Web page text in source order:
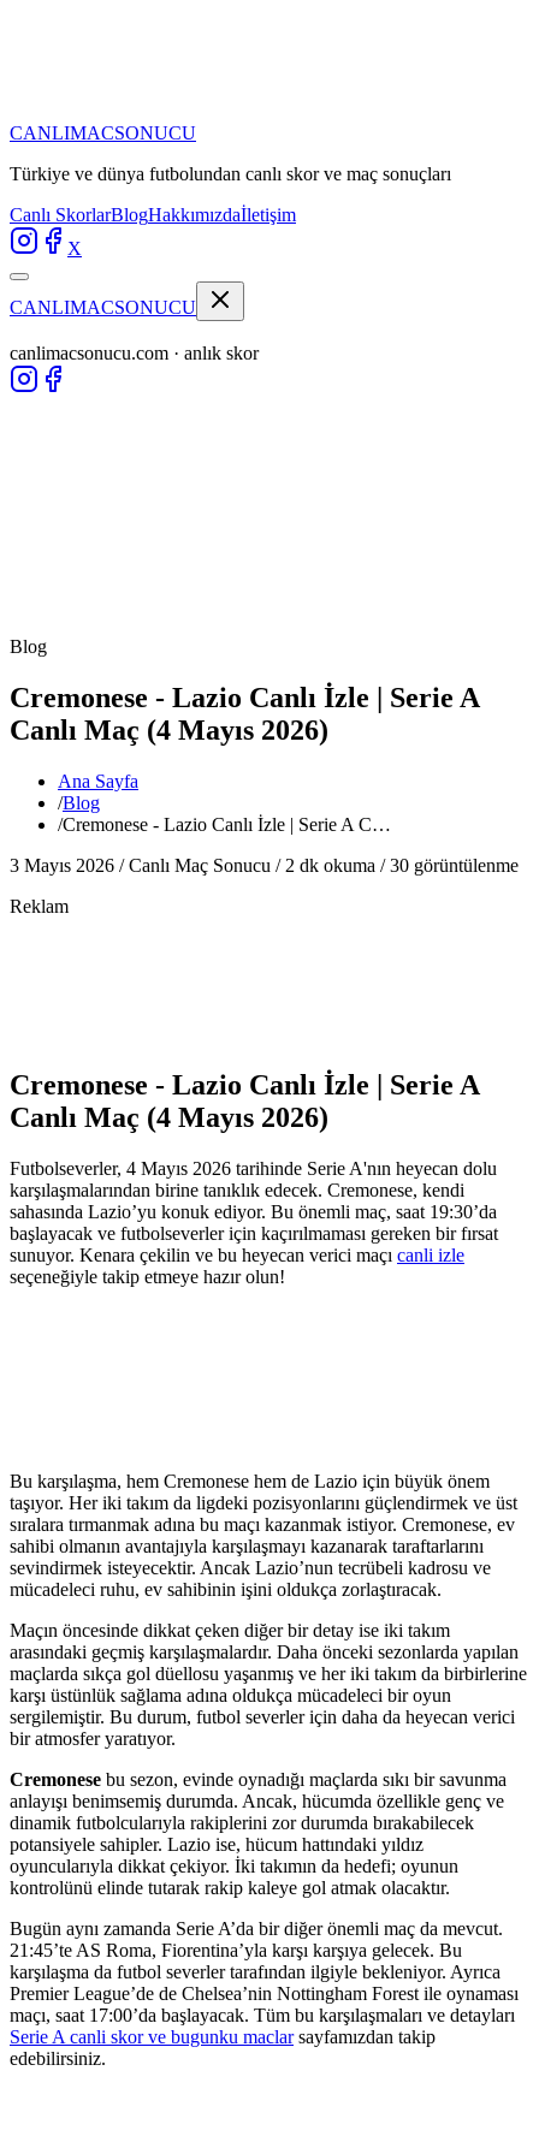
CANLIMACSONUCU
Türkiye ve dünya futbolundan canlı skor ve maç sonuçları
Canlı SkorlarBlogHakkımızdaİletişim
X
CANLIMACSONUCU
canlimacsonucu.com · anlık skor
Blog
Cremonese - Lazio Canlı İzle | Serie A
Canlı Maç (4 Mayıs 2026)
Ana Sayfa
/Blog
/Cremonese - Lazio Canlı İzle | Serie A C…
3 Mayıs 2026 /Canlı Maç Sonucu / 2 dk okuma /30 görüntülenme
Reklam
Cremonese - Lazio Canlı İzle | Serie A
Canlı Maç (4 Mayıs 2026)
Futbolseverler, 4 Mayıs 2026 tarihinde Serie A'nın heyecan dolu
karşılaşmalarından birine tanıklık edecek. Cremonese, kendi
sahasında Lazio’yu konuk ediyor. Bu önemli maç, saat 19:30’da
başlayacak ve futbolseverler için kaçırılmaması gereken bir fırsat
sunuyor. Kenara çekilin ve bu heyecan verici maçı canli izle
seçeneğiyle takip etmeye hazır olun!
Bu karşılaşma, hem Cremonese hem de Lazio için büyük önem
taşıyor. Her iki takım da ligdeki pozisyonlarını güçlendirmek ve üst
sıralara tırmanmak adına bu maçı kazanmak istiyor. Cremonese, ev
sahibi olmanın avantajıyla karşılaşmayı kazanarak taraftarlarını
sevindirmek isteyecektir. Ancak Lazio’nun tecrübeli kadrosu ve
mücadeleci ruhu, ev sahibinin işini oldukça zorlaştıracak.
Maçın öncesinde dikkat çeken diğer bir detay ise iki takım
arasındaki geçmiş karşılaşmalardır. Daha önceki sezonlarda yapılan
maçlarda sıkça gol düellosu yaşanmış ve her iki takım da birbirlerine
karşı üstünlük sağlama adına oldukça mücadeleci bir oyun
sergilemiştir. Bu durum, futbol severler için daha da heyecan verici
bir atmosfer yaratıyor.
Cremonese bu sezon, evinde oynadığı maçlarda sıkı bir savunma
anlayışı benimsemiş durumda. Ancak, hücumda özellikle genç ve
dinamik futbolcularıyla rakiplerini zor durumda bırakabilecek
potansiyele sahipler. Lazio ise, hücum hattındaki yıldız
oyuncularıyla dikkat çekiyor. İki takımın da hedefi; oyunun
kontrolünü elinde tutarak rakip kaleye gol atmak olacaktır.
Bugün aynı zamanda Serie A’da bir diğer önemli maç da mevcut.
21:45’te AS Roma, Fiorentina’yla karşı karşıya gelecek. Bu
karşılaşma da futbol severler tarafından ilgiyle bekleniyor. Ayrıca
Premier League’de de Chelsea’nin Nottingham Forest ile oynaması
maçı, saat 17:00’da başlayacak. Tüm bu karşılaşmaları ve detayları
Serie A canli skor ve bugunku maclarsayfamızdan takip
edebilirsiniz.